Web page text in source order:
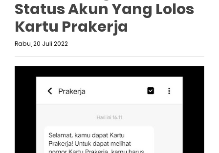
Status Akun Yang Lolos
Kartu Prakerja
Rabu, 20 Juli 2022